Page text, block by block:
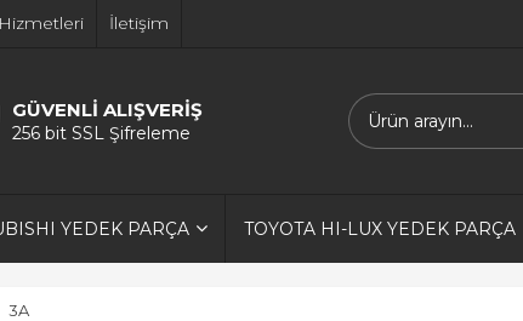
İletişim
GÜVENLİ ALIŞVERİŞ
256 bit SSL Şifreleme
YEDEK PARÇA TOYOTA HI-LUX YEDEK PARÇA
3A